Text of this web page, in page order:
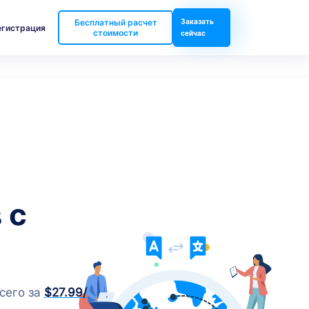
Бесплатный расчет
стоимости
Заказать
сейчас
с
за $27.99/